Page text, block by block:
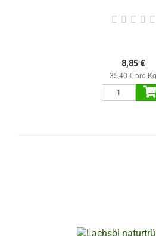
8,85 €
35,40 € pro Kg